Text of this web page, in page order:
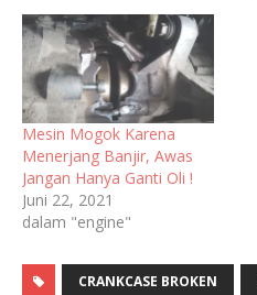
Mesin Mogok Karena
Menerjang Banjir, Awas
Jangan Hanya Ganti Oli !
Juni 22, 2021
dalam "engine"
CRANKCASE BROKEN